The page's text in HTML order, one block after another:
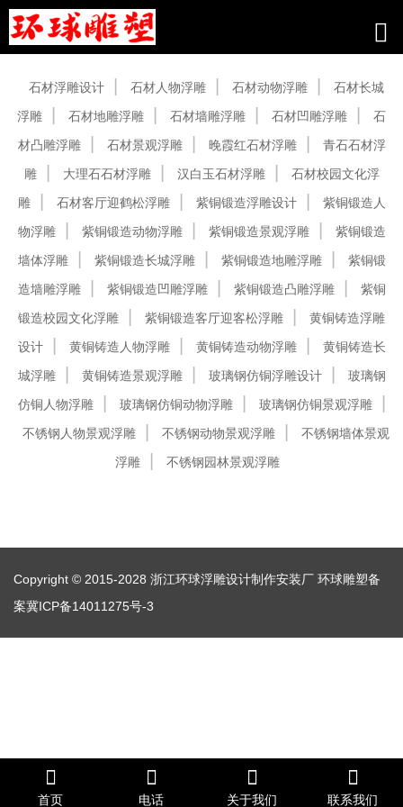
石材浮雕设计 石材人物浮雕 石材动物浮雕
石材长城
浮雕
石材地雕浮雕 石材墙雕浮雕 石材凹雕浮雕
石
材凸雕浮雕
石材景观浮雕 晚霞红石材浮雕
青石石材浮
雕
大理石石材浮雕 汉白玉石材浮雕
石材校园文化浮
雕
石材客厅迎鹤松浮雕 紫铜锻造浮雕设计
紫铜锻造人
物浮雕
紫铜锻造动物浮雕 紫铜锻造景观浮雕
紫铜锻造
墙体浮雕
紫铜锻造长城浮雕 紫铜锻造地雕浮雕
紫铜锻
造墙雕浮雕
紫铜锻造凹雕浮雕 紫铜锻造凸雕浮雕
紫铜
锻造校园文化浮雕
紫铜锻造客厅迎客松浮雕
黄铜铸造浮雕
设计
黄铜铸造人物浮雕 黄铜铸造动物浮雕
黄铜铸造长
城浮雕
黄铜铸造景观浮雕 玻璃钢仿铜浮雕设计
玻璃钢
仿铜人物浮雕
玻璃钢仿铜动物浮雕
玻璃钢仿铜景观浮雕
不锈钢人物景观浮雕
不锈钢动物景观浮雕
不锈钢墙体景观
浮雕
不锈钢园林景观浮雕
Copyright © 2015-2028 浙江环球浮雕设计制作安装厂 环球雕塑备
案冀ICP备14011275号-3
首页 电话 关于我们 联系我们